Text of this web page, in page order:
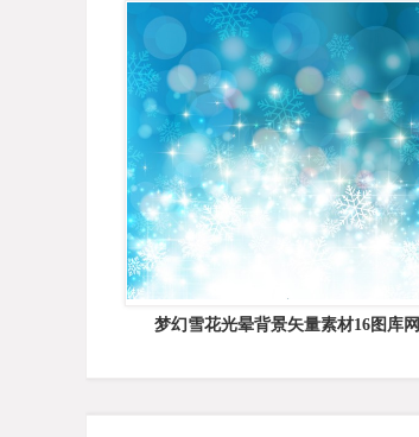
梦幻雪花光晕背景矢量素材16图库网